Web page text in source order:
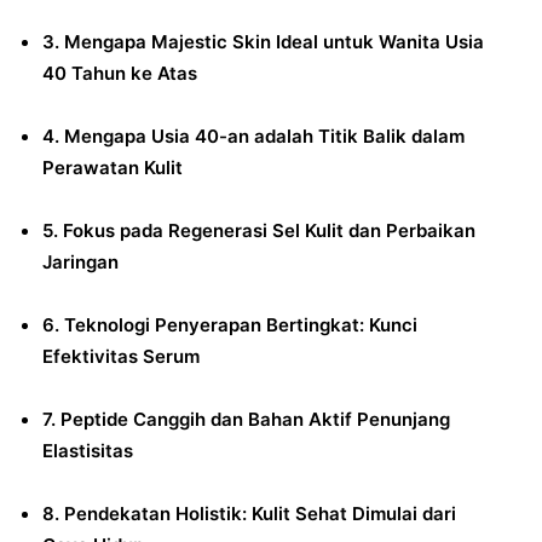
3. Mengapa Majestic Skin Ideal untuk Wanita Usia
40 Tahun ke Atas
4. Mengapa Usia 40-an adalah Titik Balik dalam
Perawatan Kulit
5. Fokus pada Regenerasi Sel Kulit dan Perbaikan
Jaringan
6. Teknologi Penyerapan Bertingkat: Kunci
Efektivitas Serum
7. Peptide Canggih dan Bahan Aktif Penunjang
Elastisitas
8. Pendekatan Holistik: Kulit Sehat Dimulai dari